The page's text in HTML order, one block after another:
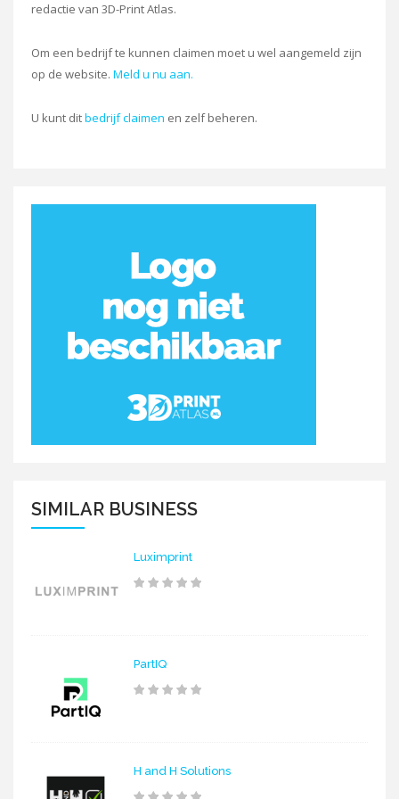
redactie van 3D-Print Atlas.
Om een bedrijf te kunnen claimen moet u wel aangemeld zijn
op de website. Meld u nu aan.
U kunt ditbedrijf claimen en zelf beheren.
SIMILAR BUSINESS
Luximprint
PartIQ
H and H Solutions